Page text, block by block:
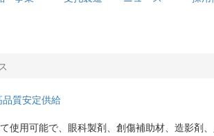
質安定供給
使用可能で、眼科製剤、創傷補助材、造影剤